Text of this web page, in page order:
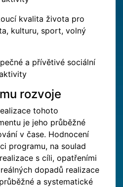
kvalita života pro
kulturu, sport, volný
a přívětivé sociální
rozvoje
tohoto
je jeho průběžné
v čase. Hodnocení
programu, na soulad
s cíli, opatřeními
dopadů realizace
a systematické